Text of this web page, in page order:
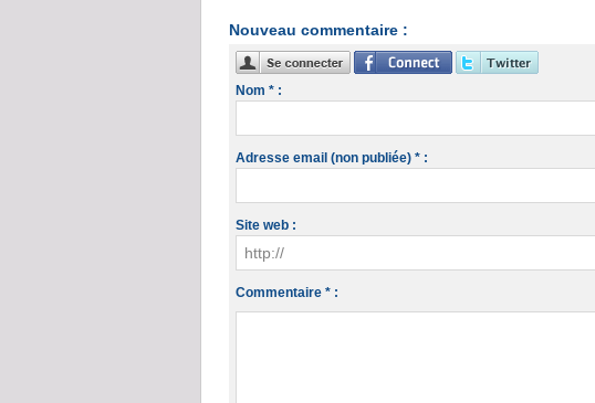
Nouveau commentaire :
Nom * :
Adresse email (non publiée) * :
Site web :
Commentaire * :